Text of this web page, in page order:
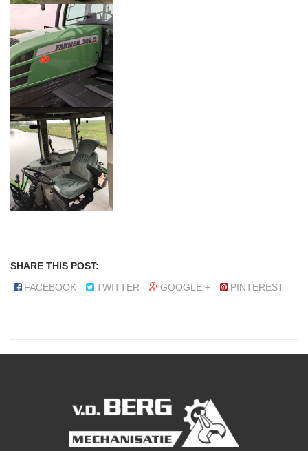
SHARE THIS POST:
FACEBOOK
TWITTER GOOGLE + PINTEREST